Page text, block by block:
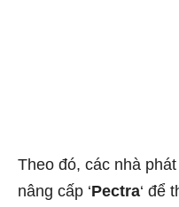
Theo đó, các nhà
nâng cấp ‘Pectra‘ để